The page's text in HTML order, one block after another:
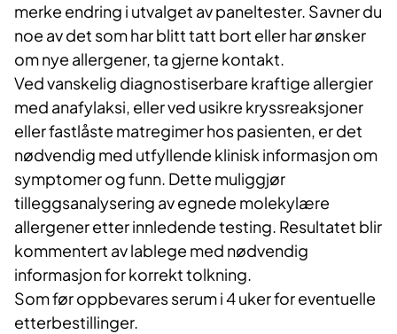
merke endring i utvalget av paneltester. Savner du
noe av det som har blitt tatt bort eller har ønsker
om nye allergener, ta gjerne kontakt.
Ved vanskelig diagnostiserbare kraftige allergier
med anafylaksi, eller ved usikre kryssreaksjoner
eller fastlåste matregimer hos pasienten, er det
nødvendig med utfyllende klinisk informasjon om
symptomer og funn. Dette muliggjør
tilleggsanalysering av egnede molekylære
allergener etter innledende testing. Resultatet blir
kommentert av lablege med nødvendig
informasjon for korrekt tolkning.
Som før oppbevares serum i 4 uker for eventuelle
etterbestillinger.